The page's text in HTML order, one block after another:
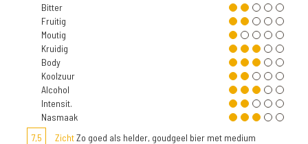
Bitter
Fruitig
Moutig
Kruidig
Body
Koolzuur
Alcohol
Intensit.
Nasmaak
7,5
ZichtZo goed als helder, goudgeel bier met medium